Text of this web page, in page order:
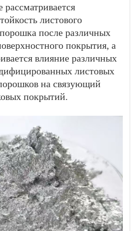
рассматривается
листового
после различных
покрытия, а
влияние различных
листовых
на связующий
покрытий.